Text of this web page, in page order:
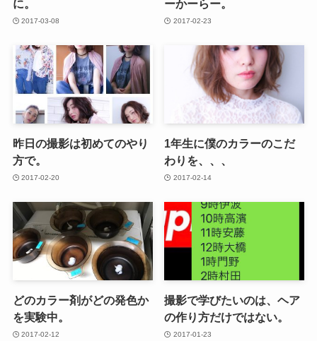
に。
2017-03-08
ーかーらー。
2017-02-23
昨日の撮影は初めてのやり
方で。
2017-02-20
1年生に僕のカラーのこだ
わりを、、、
2017-02-14
どのカラー剤がどの発色か
を実験中。
2017-02-12
撮影で学びたいのは、ヘア
の作り方だけではない。
2017-01-23